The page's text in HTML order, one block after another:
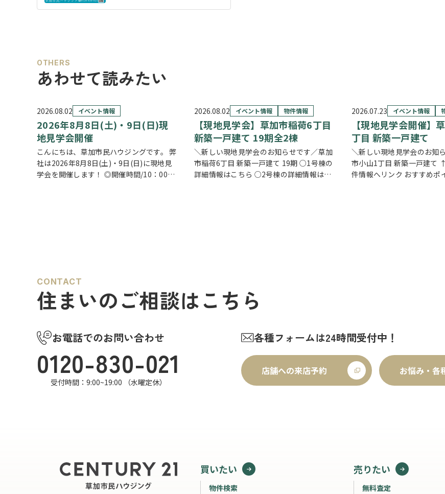
OTHERS
あわせて読みたい
2026.08.02 イベント情報
2026年8月8日(土)・9日(日)現
地見学会開催
こんにちは、草加市民ハウジングです。 弊
社は2026年8月8日(土)・9日(日)に現地見
学会を開催します！ ◎開催時間/10：00～
2026.08.02 イベント情報 物件情報
【現地見学会】草加市稲荷6丁目
新築一戸建て 19期全2棟
＼新しい現地見学会のお知らせです／草加
市稲荷6丁目 新築一戸建て 19期 ○1号棟の
詳細情報はこちら ○2号棟の詳細情報はこ
2026.07.23 イベント情報
【現地見学会開催】
丁目 新築一戸建て
＼新しい現地見学会のお知
市小山1丁目 新築一戸建て
件情報へリンク おすすめポ
CONTACT
住まいのご相談はこちら
お電話でのお問い合わせ
0120-830-021
受付時間：9:00~19:00 （水曜定休）
各種フォームは24時間受付中！
店舗への来店予約 お悩み・各
買いたい
物件検索
売りたい
無料査定